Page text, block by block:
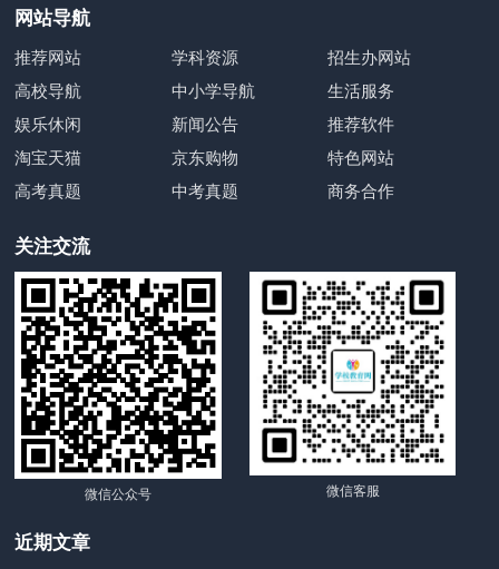
网站导航
推荐网站 学科资源
招生办网站
高校导航
中小学导航
生活服务
娱乐休闲
新闻公告
推荐软件
淘宝天猫
京东购物
特色网站
高考真题
中考真题 商务合作
关注交流
微信公众号 微信客服
近期文章